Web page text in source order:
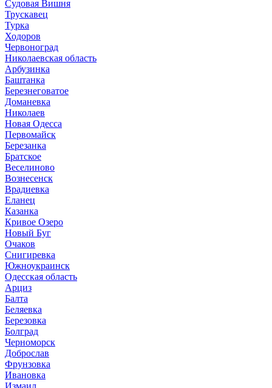
Судовая Вишня
Трускавец
Турка
Ходоров
Червоноград
Николаевская область
Арбузинка
Баштанка
Березнеговатое
Доманевка
Николаев
Новая Одесса
Первомайск
Березанка
Братское
Веселиново
Вознесенск
Врадиевка
Еланец
Казанка
Кривое Озеро
Новый Буг
Очаков
Снигиревка
Южноукраинск
Одесская область
Арциз
Балта
Беляевка
Березовка
Болград
Черноморск
Доброслав
Фрунзовка
Ивановка
Измаил